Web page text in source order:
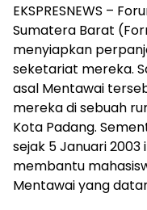
EKSPRESNEWS –
Sumatera Barat
menyiapkan
seketariat mereka.
asal Mentawai
mereka di sebuah
Kota Padang.
sejak 5 Januari
membantu
Mentawai yang